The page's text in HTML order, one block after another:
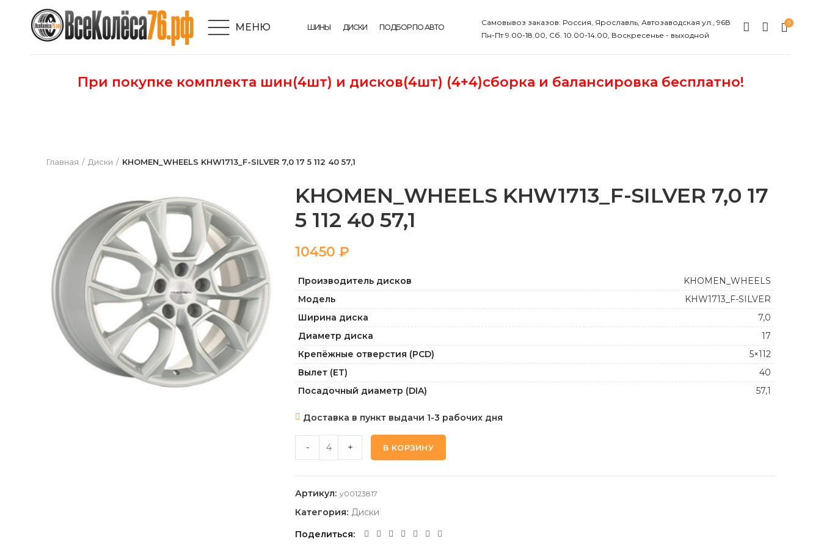
МЕНЮ ШИНЫ ДИСКИ ПОДБОР ПО АВТО
Самовывоз заказов: Россия, Ярославль, Автозаводская ул., 96В
Пн-Пт 9.00-18.00, Сб. 10.00-14.00, Воскресенье - выходной
0
При покупке комплекта шин(4шт) и дисков(4шт) (4+4)сборка и балансировка бесплатно!
Главная Диски KHOMEN_WHEELS KHW1713_F-SILVER 7,0 17 5 112 40 57,1
KHOMEN_WHEELS KHW1713_F-SILVER 7,0 17
5 112 40 57,1
₽
Производитель дисков
KHOMEN_WHEELS
Модель
KHW1713_F-SILVER
Ширина диска
7,0
Диаметр диска
17
Крепёжные отверстия (PCD)
5×112
Вылет (ET)
40
Посадочный диаметр (DIA)
57,1
Доставка в пункт выдачи 1-3 рабочих дня
KHOMEN_WHEELS KHW1713_F-SILVER 7,0 17 5 112 40 57,1 quantity
- + В КОРЗИНУ
Артикул: y00123817
Категория: Диски
Поделиться